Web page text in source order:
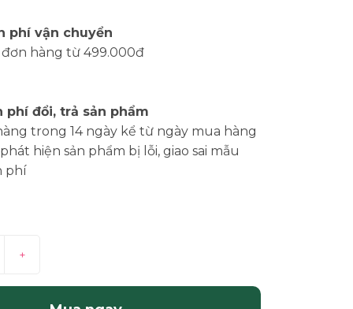
phí vận chuyển
đơn hàng từ 499.000đ
phí đổi, trả sản phẩm
trong 14 ngày kể từ ngày mua hàng
hiện sản phẩm bị lỗi, giao sai mẫu
phí
+